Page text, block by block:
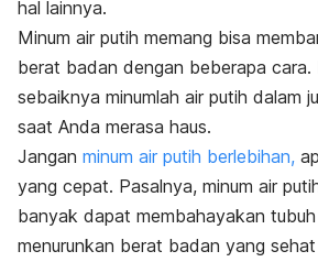
hal lainnya.
Minum air putih memang bisa
berat badan dengan beberapa cara.
sebaiknya minumlah air putih dalam
saat Anda merasa haus.
Jangan minum air putih berlebihan,
yang cepat. Pasalnya, minum air
banyak dapat membahayakan tubuh
menurunkan berat badan yang